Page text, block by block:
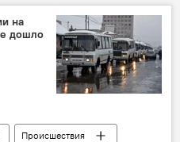
на
дошло
Происшествия